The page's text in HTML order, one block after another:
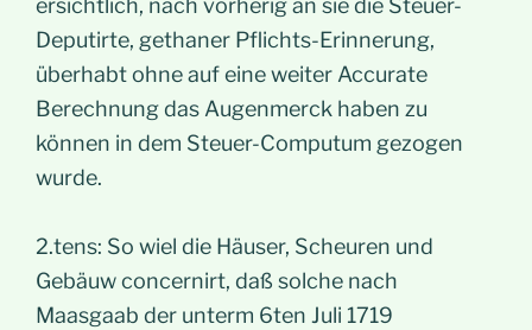
ersichtlich, nach vorherig an sie die Steuer-
Deputirte, gethaner Pflichts-Erinnerung,
überhabt ohne auf eine weiter Accurate
Berechnung das Augenmerck haben zu
können in dem Steuer-Computum gezogen
wurde.
2.tens: So wiel die Häuser, Scheuren und
Gebäuw concernirt, daß solche nach
Maasgaab der unterm 6ten Juli 1719